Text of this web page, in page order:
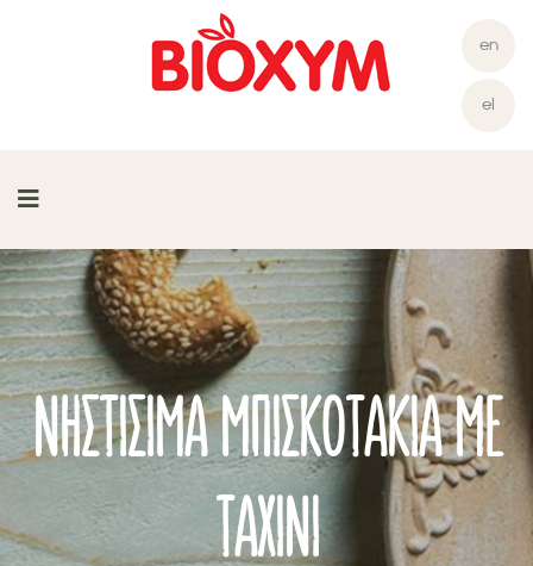
en
el
ΝΗΣΤΊΣΙΜΑ ΜΠΙΣΚΟΤΆΚΙΑ ΜΕ
ΤΑΧΊΝΙ